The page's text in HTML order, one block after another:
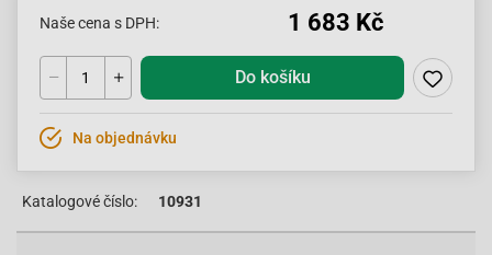
Naše cena s DPH: 1 683 Kč
Do košíku
Na objednávku
Katalogové číslo: 10931